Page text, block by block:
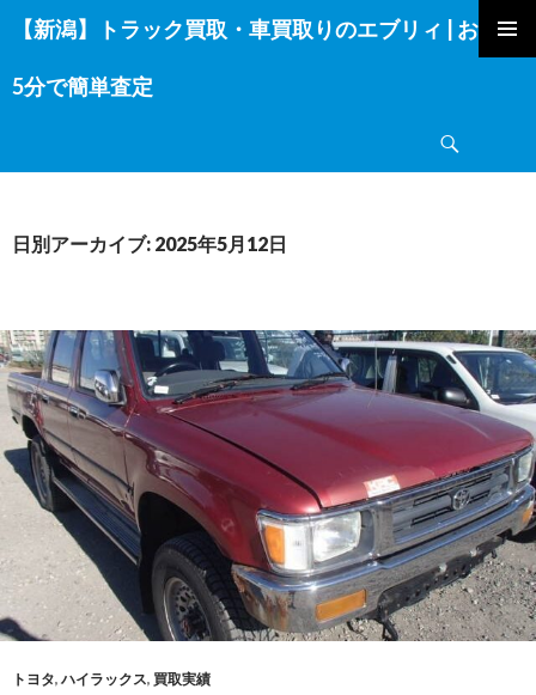
【新潟】トラック買取・車買取りのエブリィ | お電話
5分で簡単査定
ン
テ
へ
ッ
日別アーカイブ: 2025年5月12日
トヨタ, ハイラックス, 買取実績